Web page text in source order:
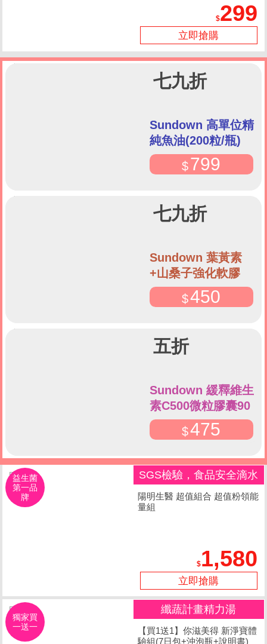
299
立即搶購
七九折
Sundown 高單位精
純魚油(200粒/瓶)
799
七九折
Sundown 葉黃素
+山桑子強化軟膠
囊-60粒450
五折
Sundown 緩釋維生
素C500微粒膠囊90
粒
475
益生菌
第一品
牌
SGS檢驗，食品安全滴水
不漏
陽明生醫 超值組合 超值粉領能
量組
1,580
立即搶購
獨家買
一送一
纖蔬計畫精力湯
【買1送1】你滋美得 新淨寶體
驗組(7日包+沖泡瓶+說明書)